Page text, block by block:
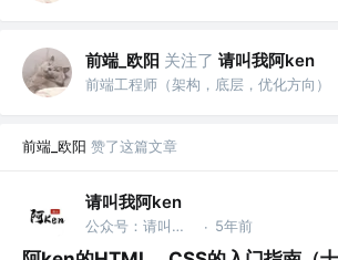
前端_欧阳 关注了 请叫我阿ken
前端工程师（架构，底层，优化方向）
前端_欧阳 赞了这篇文章
请叫我阿ken
公众号：请叫我阿ken @VX：wlpchaojibang · 5年前